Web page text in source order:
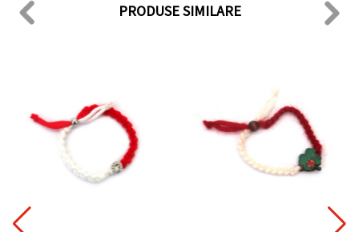
PRODUSE SIMILARE